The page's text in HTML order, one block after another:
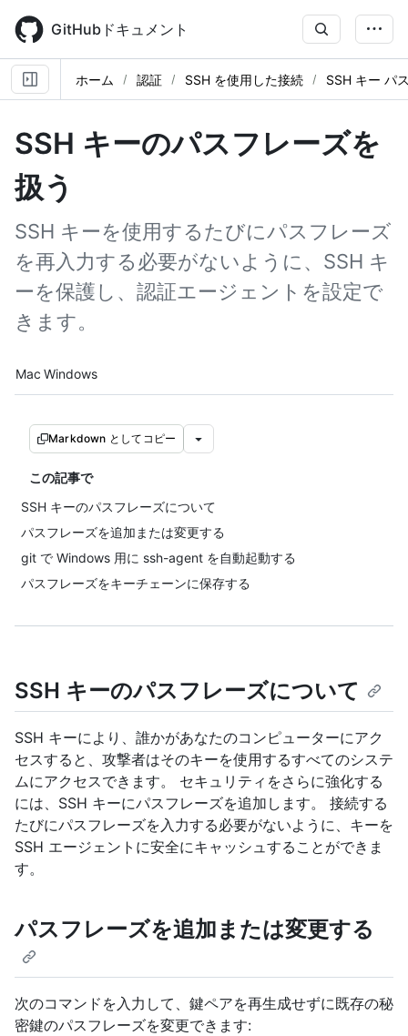
main
content
GitHubドキュメント
ホーム 認証 SSH を使用した接続 SSH キー パ
SSH キーのパスフレーズを
扱う
SSH キーを使用するたびにパスフレーズ
を再入力する必要がないように、SSH キ
ーを保護し、認証エージェントを設定で
きます。
Platform navigation
Mac Windows
Markdown としてコピー
この記事で
SSH キーのパスフレーズについて
パスフレーズを追加または変更する
git で Windows 用に ssh-agent を自動起動する
パスフレーズをキーチェーンに保存する
SSH キーのパスフレーズについて
SSH キーにより、誰かがあなたのコンピューターにアク
セスすると、攻撃者はそのキーを使用するすべてのシステ
ムにアクセスできます。 セキュリティをさらに強化する
には、SSH キーにパスフレーズを追加します。 接続する
たびにパスフレーズを入力する必要がないように、キーを
SSH エージェントに安全にキャッシュすることができま
す。
パスフレーズを追加または変更する
次のコマンドを入力して、鍵ペアを再生成せずに既存の秘
密鍵のパスフレーズを変更できます: